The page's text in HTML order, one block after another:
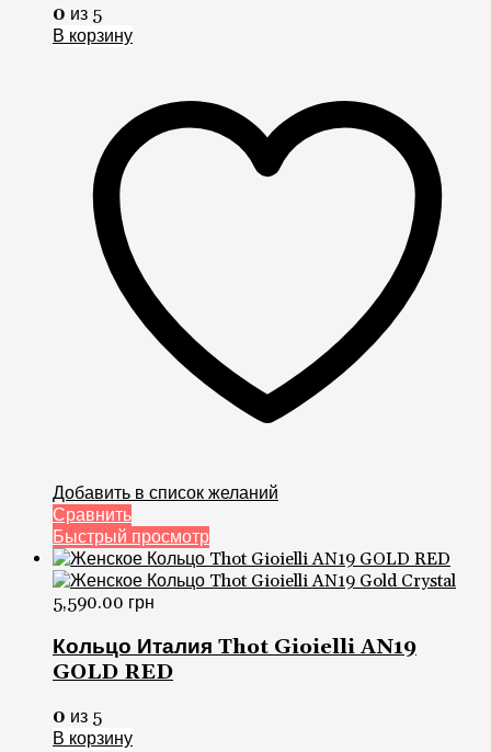
0 из 5
В корзину
Добавить в список желаний
Сравнить
Быстрый просмотр
5,590.00 грн
Кольцо Италия Thot Gioielli AN19
GOLD RED
0 из 5
В корзину